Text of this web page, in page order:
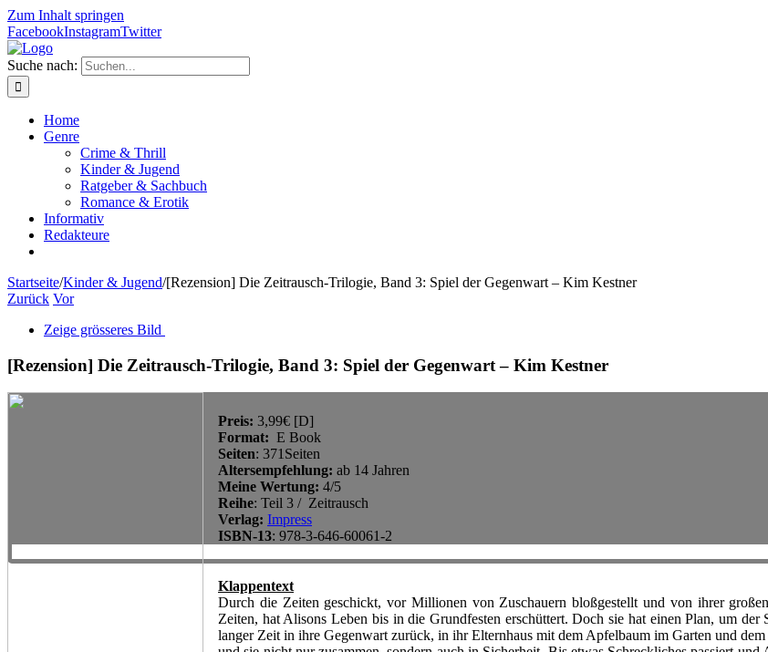
Zum Inhalt springen
FacebookInstagramTwitter
Suche nach:
Home
Genre
Crime & Thrill
Kinder & Jugend
Ratgeber & Sachbuch
Romance & Erotik
Informativ
Redakteure
Startseite/Kinder & Jugend/[Rezension] Die Zeitrausch-Trilogie, Band 3: Spiel der Gegenwart – Kim Kestner
Zurück Vor
Zeige grösseres Bild
[Rezension] Die Zeitrausch-Trilogie, Band 3: Spiel der Gegenwart – Kim Kestner
Preis: 3,99€ [D]
Format: E Book
Seiten: 371Seiten
Altersempfehlung: ab 14 Jahren
Meine Wertung: 4/5
Reihe: Teil 3 / Zeitrausch
Verlag: Impress
ISBN-13: 978-3-646-60061-2
Klappentext
Durch die Zeiten geschickt, vor Millionen von Zuschauern bloßgestellt und von ihrer
Zeiten, hat Alisons Leben bis in die Grundfesten erschüttert. Doch sie hat einen Plan, um
langer Zeit in ihre Gegenwart zurück, in ihr Elternhaus mit dem Apfelbaum im Garten und